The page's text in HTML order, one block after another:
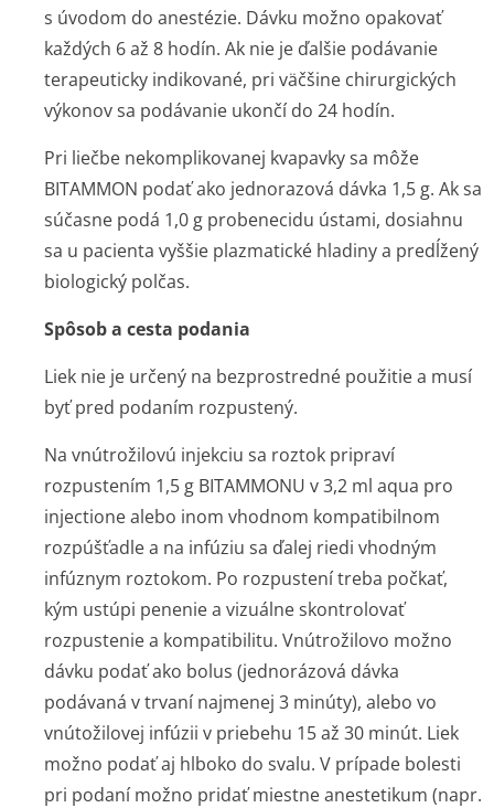
s úvodom do anestézie. Dávku možno opakovať
každých 6 až 8 hodín. Ak nie je ďalšie podávanie
terapeuticky indikované, pri väčšine chirurgických
výkonov sa podávanie ukončí do 24 hodín.
Pri liečbe nekomplikovanej kvapavky sa môže
BITAMMON podať ako jednorazová dávka 1,5 g. Ak sa
súčasne podá 1,0 g probenecidu ústami, dosiahnu
sa u pacienta vyššie plazmatické hladiny a predĺžený
biologický polčas.
Spôsob a cesta podania
Liek nie je určený na bezprostredné použitie a musí
byť pred podaním rozpustený.
Na vnútrožilovú injekciu sa roztok pripraví
rozpustením 1,5 g BITAMMONU v 3,2 ml aqua pro
injectione alebo inom vhodnom kompatibilnom
rozpúšťadle a na infúziu sa ďalej riedi vhodným
infúznym roztokom. Po rozpustení treba počkať,
kým ustúpi penenie a vizuálne skontrolovať
rozpustenie a kompatibilitu. Vnútrožilovo možno
dávku podať ako bolus (jednorázová dávka
podávaná v trvaní najmenej 3 minúty), alebo vo
vnútožilovej infúzii v priebehu 15 až 30 minút. Liek
možno podať aj hlboko do svalu. V prípade bolesti
pri podaní možno pridať miestne anestetikum (napr.